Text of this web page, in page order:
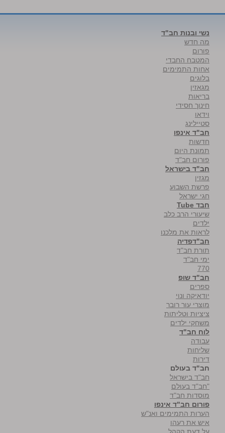
נשי ובנות חב"ד
מה חדש
פורום
המטבח החבדי
אחות התמימים
בלוגים
מגאזין
בריאות
חינוך חסידי
וידאו
סטיילינג
חב"ד אינפו
חדשות
תמונת היום
פורום חב"ד
חב"ד בישראל
מגזין
פרשת השבוע
חגי ישראל
חבד Tube
שיעורי הרב כלב
ילדים
לראות את מלכנו
חב"דפדיה
תורת חב"ד
ימי חב"ד
770
חב"ד שופ
ספרים
יודאיקה ונוי
מוצרי עור רובר
ציציות וטליתות
משחקי ילדים
לוח חב"ד
עבודה
שליחות
דירות
חב"ד בעולם
חב"ד בישראל
"חב"ד בעולם
מוסדות חב"ד
פורום חב"ד אינפו
הערות התמימים ואנ"ש
איש את רעהו